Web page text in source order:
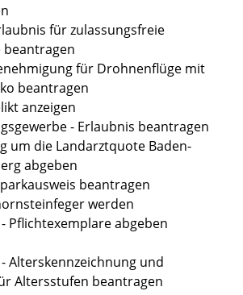
für zulassungsfreie
beantragen
für Drohnenflüge mit
beantragen
anzeigen
- Erlaubnis beantragen
um die Landarztquote Baden-
abgeben
beantragen
werden
Pflichtexemplare abgeben
Alterskennzeichnung und
Altersstufen beantragen